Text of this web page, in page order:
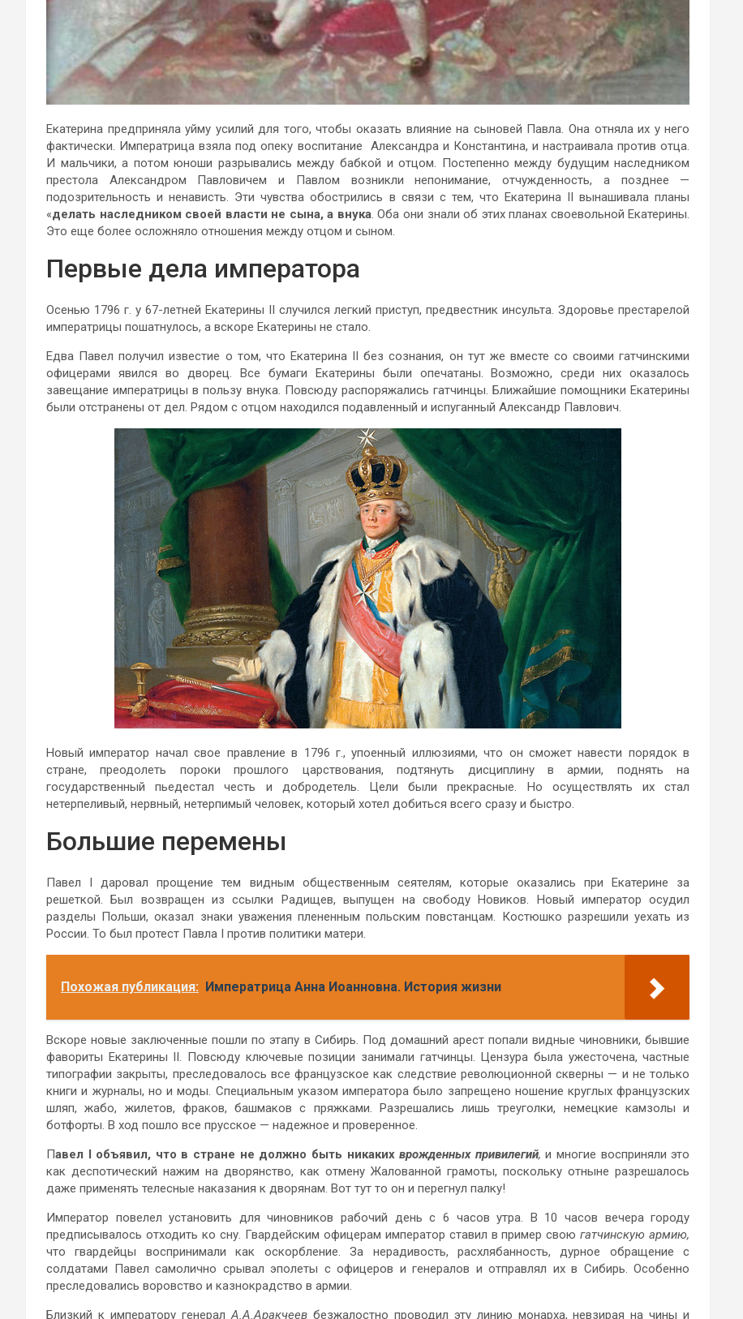
Екатерина предприняла уйму усилий для того, чтобы оказать влияние на сыновей Павла. Она отняла их у него
фактически. Императрица взяла под опеку воспитание Александра и Константина, и настраивала против отца.
И мальчики, а потом юноши разрывались между бабкой и отцом. Постепенно между буду­щим наследником
престола Александром Павловичем и Павлом возникли непонимание, отчужденность, а позднее —
подозрительность и ненависть. Эти чувства обострились в связи с тем, что Екатерина II вынашивала планы
«делать наследником своей власти не сына, а внука. Оба они знали об этих планах своевольной Екатерины.
Это еще более осложняло отношения между отцом и сыном.
Первые дела императора
Осенью 1796 г. у 67-летней Екатерины II случился легкий приступ, предвестник инсульта. Здоровье престарелой
императрицы пошатнулось, а вскоре Екатерины не стало.
Едва Павел получил известие о том, что Екатерина II без сознания, он тут же вместе со своими гатчинскими
офицерами явился во дворец. Все бумаги Екатерины были опечатаны. Возможно, среди них оказалось
завещание императрицы в пользу внука. Повсюду распоряжались гатчинцы. Ближайшие помощники Екатерины
были отстранены от дел. Рядом с отцом находился подавленный и испуганный Александр Павлович.
Новый император начал свое правление в 1796 г., упоенный иллюзиями, что он сможет навести порядок в
стране, преодолеть пороки прошлого царствования, подтянуть дисциплину в армии, поднять на
государственный пьедестал честь и добродетель. Цели были прекрасные. Но осуществлять их стал
нетерпеливый, нервный, нетерпимый человек, который хотел добиться всего сразу и быстро.
Большие перемены
Павел I даровал прощение тем видным общественным сеятелям, которые оказались при Екатерине за
решеткой. Был возвращен из ссылки Радищев, выпущен на свободу Новиков. Новый император осудил
разделы Польши, оказал знаки уважения плененным польским повстанцам. Костюшко разрешили уехать из
России. То был протест Павла I против политики матери.
Похожая публикация: Им­пе­рат­ри­ца Анна Иоанновна. История жизни
Вскоре новые заключенные пошли по этапу в Сибирь. Под домашний арест попали видные чи­новники, бывшие
фавориты Екатерины II. Повсюду ключевые позиции занимали гатчинцы. Цензура была ужесточена, частные
типографии закрыты, преследовалось все французское как следствие революционной скверны — и не только
книги и журналы, но и моды. Специальным указом императора было запрещено ношение круглых французских
шляп, жабо, жилетов, фраков, башмаков с пряжками. Разрешались лишь треуголки, немецкие камзолы и
ботфорты. В ход пошло все прусское — надежное и проверенное.
Павел I объявил, что в стране не должно быть никакихврожденных привилегий,и многие восприняли это
как деспотический нажим на дворянство, как отмену Жалованной грамоты, поскольку отныне разрешалось
даже применять телесные наказания к дворянам. Вот тут то он и перегнул палку!
Император повелел установить для чиновников рабочий день с 6 часов утра. В 10 часов вечера городу
предписывалось отходить ко сну. Гвардейским офицерам император ставил в пример своюгатчинскую армию,
что гвардейцы воспринимали как оскорбление. За нерадивость, расхлябанность, дурное обращение с
солдатами Павел самолично срывал эполеты с офицеров и генералов и отправлял их в Сибирь. Особенно
преследовались воровство и казнокрадство в армии.
Близкий к императору генералА.А.Аракчеев безжалостно проводил эту линию монарха, невзирая на чины и